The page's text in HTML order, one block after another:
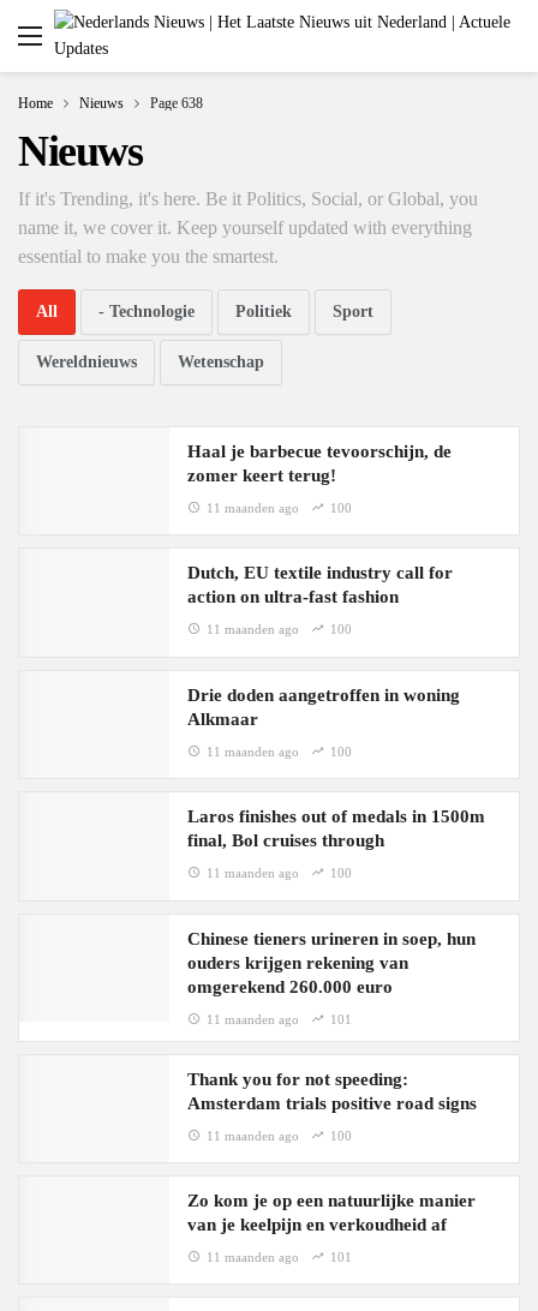
Home Nieuws Page 638
Nieuws
If it's Trending, it's here. Be it Politics, Social, or Global, you
name it, we cover it. Keep yourself updated with everything
essential to make you the smartest.
All - Technologie Politiek Sport
Wereldnieuws Wetenschap
Haal je barbecue tevoorschijn, de
zomer keert terug!
11 maanden ago 100
Dutch, EU textile industry call for
action on ultra-fast fashion
11 maanden ago 100
Drie doden aangetroffen in woning
Alkmaar
11 maanden ago 100
Laros finishes out of medals in 1500m
final, Bol cruises through
11 maanden ago 100
Chinese tieners urineren in soep, hun
ouders krijgen rekening van
omgerekend 260.000 euro
11 maanden ago 101
Thank you for not speeding:
Amsterdam trials positive road signs
11 maanden ago 100
Zo kom je op een natuurlijke manier
van je keelpijn en verkoudheid af
11 maanden ago 101